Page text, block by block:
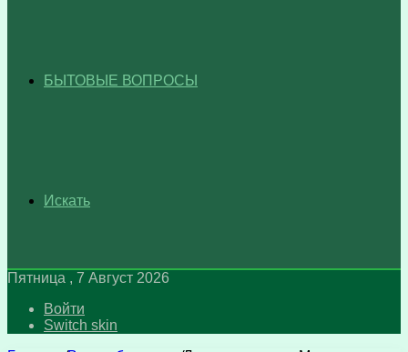
БЫТОВЫЕ ВОПРОСЫ
Искать
Пятница , 7 Август 2026
Войти
Switch skin